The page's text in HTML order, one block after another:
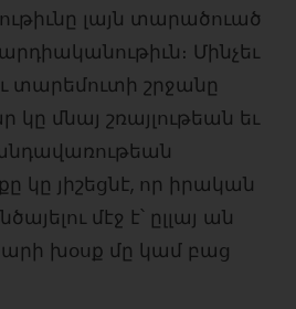
լայն տարածուած
Մինչեւ
տարեմուտի շրջանը
մնայ շռայլութեան եւ
կը յիշեցնէ, որ իրական
մէջ է՝ ըլլայ ան
խօսք մը կամ բաց